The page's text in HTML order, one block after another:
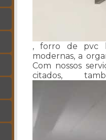
, forro de pvc
modernas, a
Com nossos
citados,